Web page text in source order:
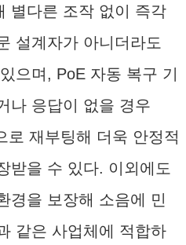
별다른 조작 없이 즉각
설계자가 아니더라도
으며, PoE 자동 복구 기
나 응답이 없을 경우
로 재부팅해 더욱 안정적
받을 수 있다. 이외에도
경을 보장해 소음에 민
같은 사업체에 적합하